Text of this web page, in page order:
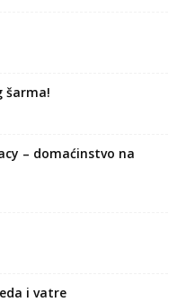
šarma!
– domaćinstvo na
i vatre